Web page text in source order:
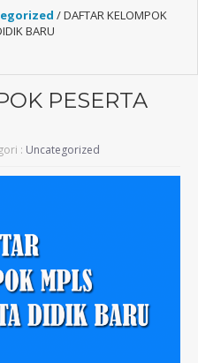
/DAFTAR KELOMPOK
BARU
PESERTA
: Uncategorized